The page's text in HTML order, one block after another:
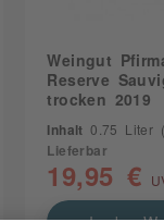
Weingut
Reserve
trocken 2019
Inhalt0.75 Liter
Lieferbar
19,95 €